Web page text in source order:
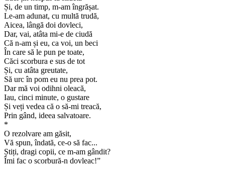
Și, de un timp, m-am îngrășat.
Le-am adunat, cu multă trudă,
Aicea, lângă doi dovleci,
Dar, vai, atâta mi-e de ciudă
Că n-am și eu, ca voi, un beci
În care să le pun pe toate,
Căci scorbura e sus de tot
Și, cu atâta greutate,
Să urc în pom eu nu prea pot.
Dar mă voi odihni oleacă,
Iau, cinci minute, o gustare
Și veți vedea că o să-mi treacă,
Prin gând, ideea salvatoare.
*
O rezolvare am găsit,
Vă spun, îndată, ce-o să fac...
Știți, dragi copii, ce m-am gândit?
Îmi fac o scorbură-n dovleac!”